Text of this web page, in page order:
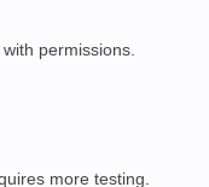
with permissions.
more testing